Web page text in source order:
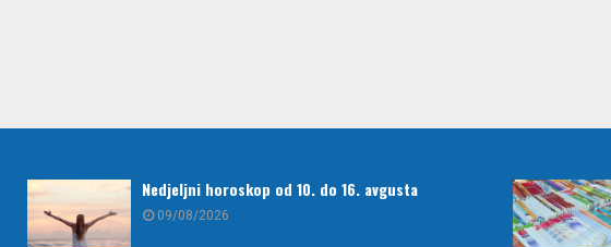
Nedjeljni horoskop od 10. do 16. avgusta
09/08/2026